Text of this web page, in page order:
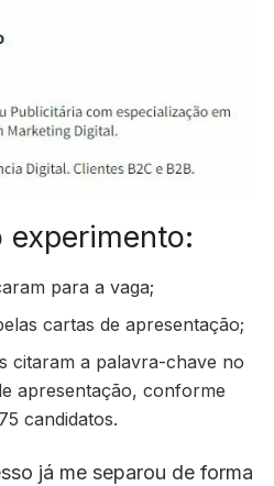
experimento:
para a vaga;
cartas de apresentação;
citaram a palavra-chave no
apresentação, conforme
candidatos.
já me separou de forma